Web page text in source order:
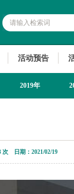
活动预告
2019年
次 日期：2021/02/19